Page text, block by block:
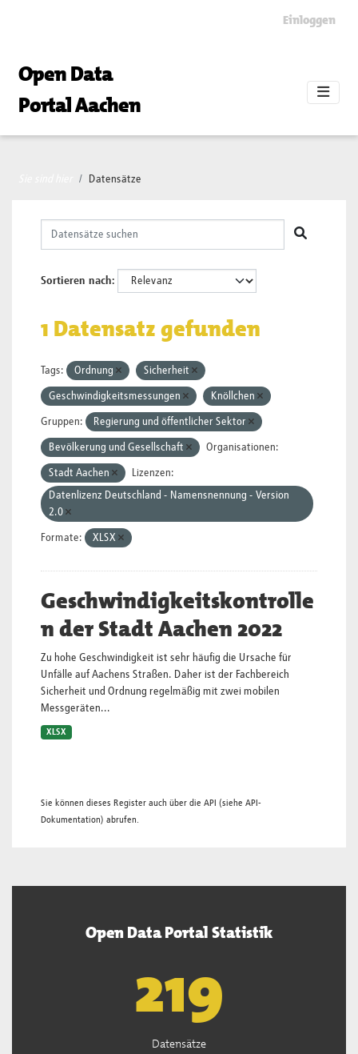
Einloggen
Open Data
Portal Aachen
Datensätze
Sortieren nach
1 Datensatz gefunden
Tags: Ordnung Sicherheit
Geschwindigkeitsmessungen Knöllchen
Gruppen: Regierung und öffentlicher Sektor
Bevölkerung und Gesellschaft Organisationen:
Stadt Aachen
Lizenzen:
Datenlizenz Deutschland - Namensnennung - Version
2.0
Formate: XLSX
Geschwindigkeitskontrolle
n der Stadt Aachen 2022
Zu hohe Geschwindigkeit ist sehr häufig die Ursache für
Unfälle auf Aachens Straßen. Daher ist der Fachbereich
Sicherheit und Ordnung regelmäßig mit zwei mobilen
Messgeräten...
XLSX
Sie können dieses Register auch über die API (siehe API-
Dokumentation) abrufen.
Open Data Portal Statistik
221
Datensätze